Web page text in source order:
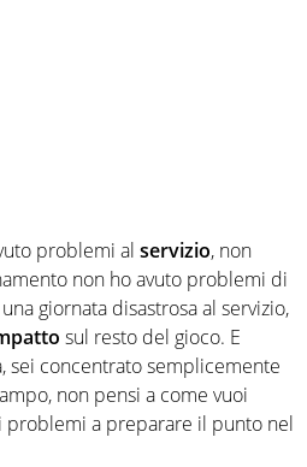
problemi al servizio, non
non ho avuto problemi di
giornata disastrosa al servizio,
sul resto del gioco. E
sei concentrato semplicemente
non pensi a come vuoi
problemi a preparare il punto nel